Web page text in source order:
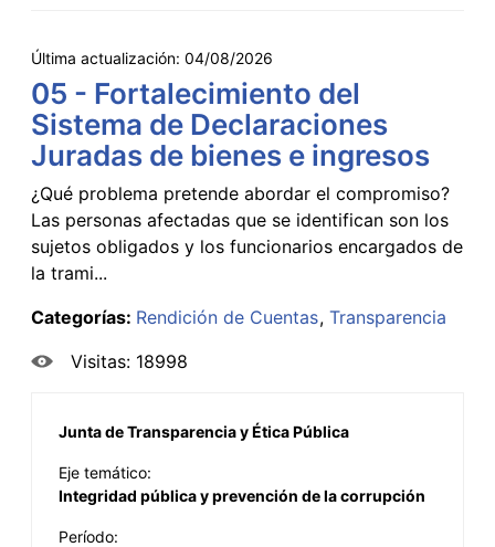
Última actualización: 04/08/2026
05 - Fortalecimiento del
Sistema de Declaraciones
Juradas de bienes e ingresos
¿Qué problema pretende abordar el compromiso?
Las personas afectadas que se identifican son los
sujetos obligados y los funcionarios encargados de
la trami...
Categorías: Rendición de Cuentas Transparencia
Visitas: 18998
Junta de Transparencia y Ética Pública
Eje temático:
Integridad pública y prevención de la corrupción
Período: